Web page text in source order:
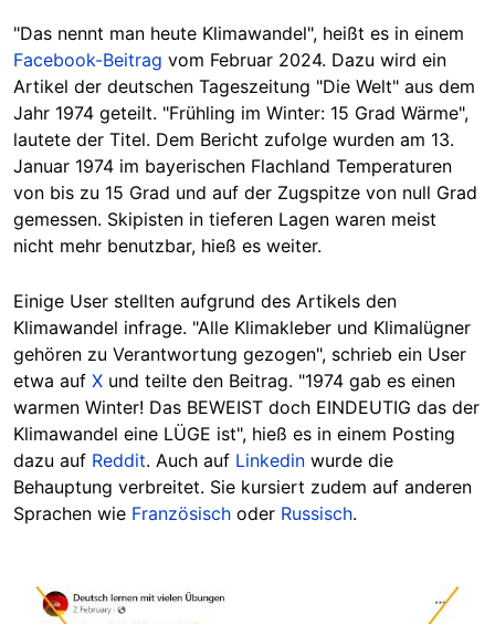
"Das nennt man heute Klimawandel", heißt es in einem
Facebook-Beitrag vom Februar 2024. Dazu wird ein
Artikel der deutschen Tageszeitung "Die Welt" aus dem
Jahr 1974 geteilt. "Frühling im Winter: 15 Grad Wärme",
lautete der Titel. Dem Bericht zufolge wurden am 13.
Januar 1974 im bayerischen Flachland Temperaturen
von bis zu 15 Grad und auf der Zugspitze von null Grad
gemessen. Skipisten in tieferen Lagen waren meist
nicht mehr benutzbar, hieß es weiter.
Einige User stellten aufgrund des Artikels den
Klimawandel infrage. "Alle Klimakleber und Klimalügner
gehören zu Verantwortung gezogen", schrieb ein User
etwa auf X und teilte den Beitrag. "1974 gab es einen
warmen Winter! Das BEWEIST doch EINDEUTIG das der
Klimawandel eine LÜGE ist", hieß es in einem Posting
dazu auf Reddit. Auch auf Linkedin wurde die
Behauptung verbreitet. Sie kursiert zudem auf anderen
Sprachen wie Französisch oder Russisch.
Image